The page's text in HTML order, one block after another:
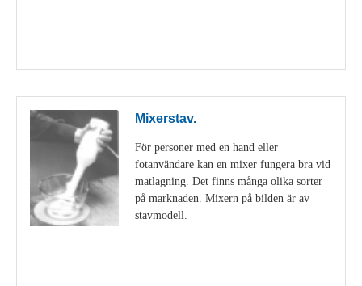
Mixerstav.
För personer med en hand eller
fotanvändare kan en mixer fungera bra vid
matlagning. Det finns många olika sorter
på marknaden. Mixern på bilden är av
stavmodell.